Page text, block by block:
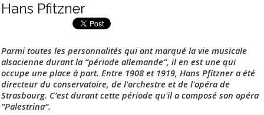
Hans Pfitzner
Parmi toutes les personnalités qui ont marqué la vie musicale
alsacienne durant la “période allemande“, il en est une qui
occupe une place à part. Entre 1908 et 1919, Hans Pfitzner a été
directeur du conservatoire, de l'orchestre et de l'opéra de
Strasbourg. C’est durant cette période qu'il a composé son opéra
“Palestrina“.